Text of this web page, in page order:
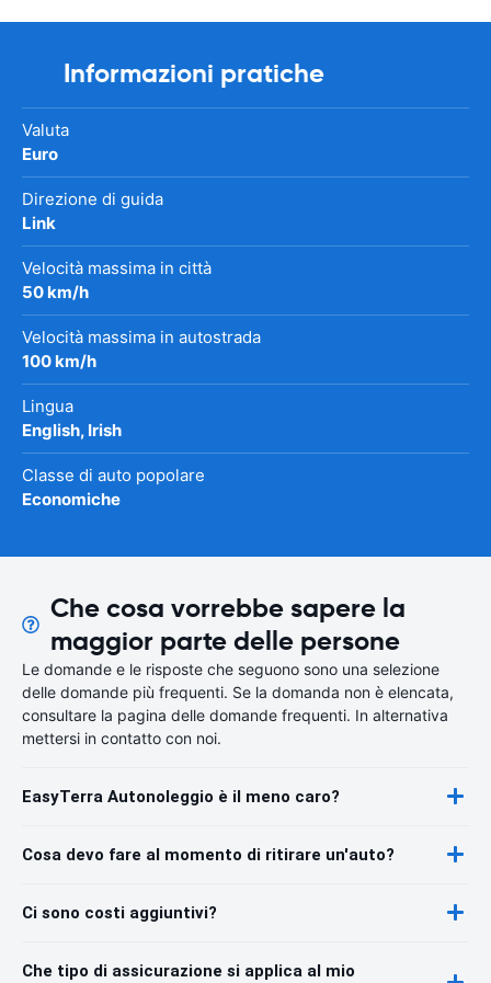
Informazioni pratiche
Valuta
Euro
Direzione di guida
Link
Velocità massima in città
50 km/h
Velocità massima in autostrada
100 km/h
Lingua
English, Irish
Classe di auto popolare
Economiche
Che cosa vorrebbe sapere la
maggior parte delle persone
Le domande e le risposte che seguono sono una selezione
delle domande più frequenti. Se la domanda non è elencata,
consultare la pagina delle domande frequenti. In alternativa
mettersi in contatto con noi.
EasyTerra Autonoleggio è il meno caro?
Cosa devo fare al momento di ritirare un'auto?
Ci sono costi aggiuntivi?
Che tipo di assicurazione si applica al mio